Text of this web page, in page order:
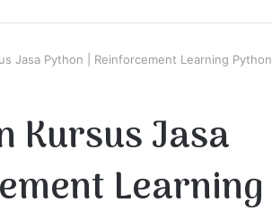
Jasa Python | Reinforcement Learning Python
Kursus Jasa
Learning